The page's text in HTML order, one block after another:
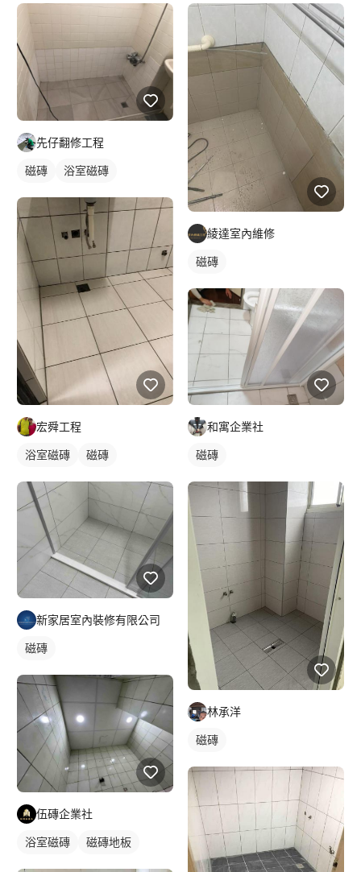
先仔翻修工程
磁磚 浴室磁磚
宏舜工程
浴室磁磚 磁磚
新家居室內裝修有限公司
磁磚
伍磚企業社
浴室磁磚 磁磚地板
綾達室內維修
磁磚
和寓企業社
磁磚
林承洋
磁磚